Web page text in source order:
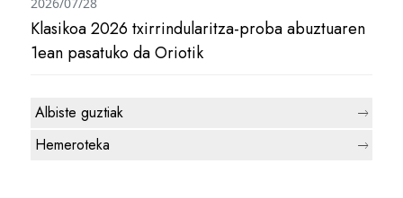
Klasikoa 2026 txirrindularitza-proba abuztuaren
1ean pasatuko da Oriotik
2026/07/28
Albiste guztiak
Hemeroteka